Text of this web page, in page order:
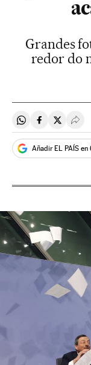
Grandes
redor do
Compartir en
Compartir
Añadir EL PAÍS en